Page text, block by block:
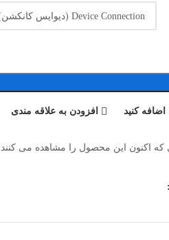
کنید
افزودن به علاقه مندی
که اکنون این محصول را مشاهده می کنند!